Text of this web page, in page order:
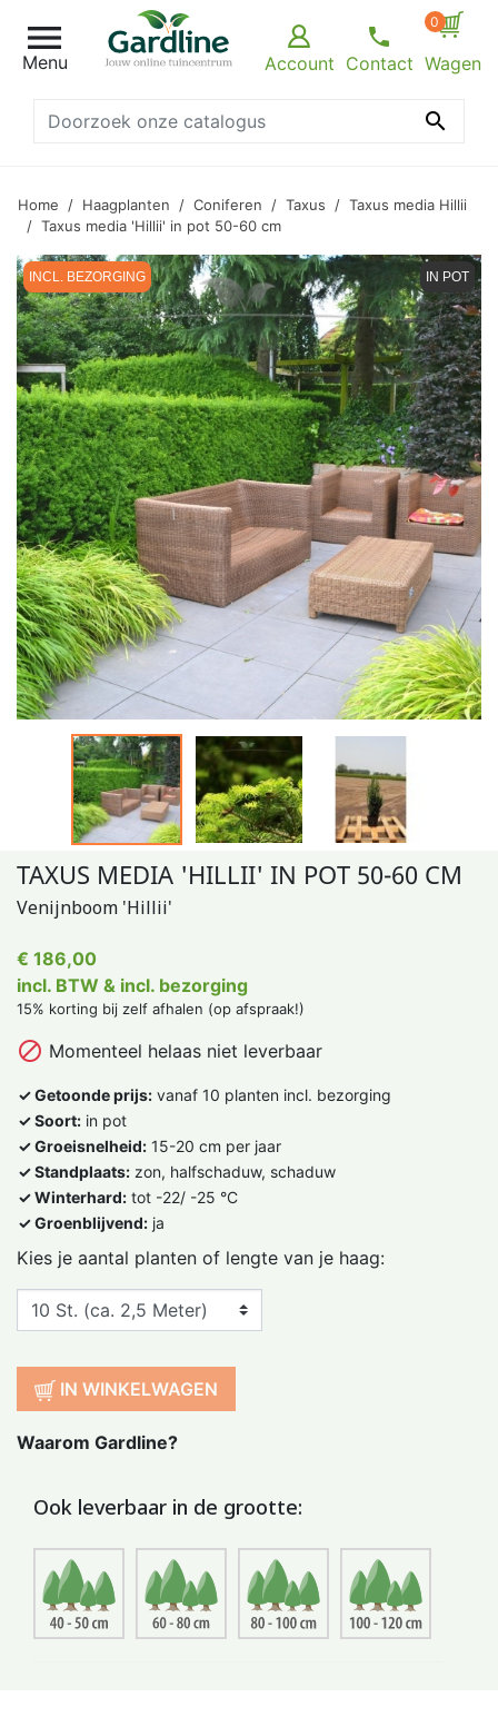

Menu Account Contact
0
Wagen

Home Haagplanten Coniferen Taxus
Taxus media Hillii
Taxus media 'Hillii' in pot 50-60 cm
INCL. BEZORGING IN POT
TAXUS MEDIA 'HILLII' IN POT 50-60 CM
Venijnboom 'Hillii'
€ 186,00
incl. BTW & incl. bezorging
15% korting bij zelf afhalen (op afspraak!)
 Momenteel helaas niet leverbaar
✓ Getoonde prijs: vanaf 10 planten incl. bezorging
✓ Soort: in pot
✓ Groeisnelheid: 15-20 cm per jaar
✓ Standplaats: zon, halfschaduw, schaduw
✓ Winterhard: tot -22/ -25 °C
✓ Groenblijvend: ja
Kies je aantal planten of lengte van je haag:
IN WINKELWAGEN
Waarom Gardline?
Ook leverbaar in de grootte: